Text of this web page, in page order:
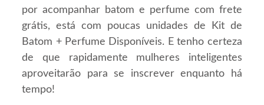
por acompanhar batom e perfume com frete
grátis, está com poucas unidades de Kit de
Batom + Perfume Disponíveis. E tenho certeza
de que rapidamente mulheres inteligentes
aproveitarão para se inscrever enquanto há
tempo!